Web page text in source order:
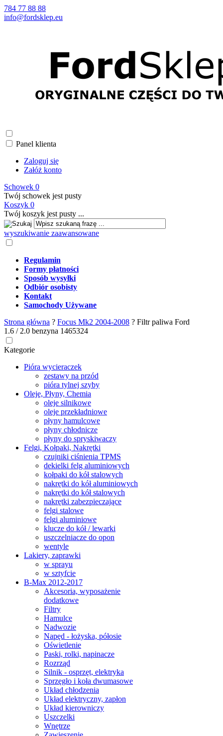
784 77 88 88
info@fordsklep.eu
Panel klienta
Zaloguj się
Załóż konto
Schowek 0
Twój schowek jest pusty
Koszyk 0
Twój koszyk jest pusty ...
wyszukiwanie zaawansowane
Regulamin
Formy płatności
Sposób wysyłki
Odbiór osobisty
Kontakt
Samochody Używane
Strona główna ? Focus Mk2 2004-2008 ? Filtr paliwa Ford
1.6 / 2.0 benzyna 1465324
Kategorie
Pióra wycieraczek
zestawy na przód
pióra tylnej szyby
Oleje, Płyny, Chemia
oleje silnikowe
oleje przekładniowe
płyny hamulcowe
płyny chłodnicze
płyny do spryskiwaczy
Felgi, Kołpaki, Nakrętki
czujniki ciśnienia TPMS
dekielki felg aluminiowych
kołpaki do kół stalowych
nakrętki do kół aluminiowych
nakrętki do kół stalowych
nakrętki zabezpieczające
felgi stalowe
felgi aluminiowe
klucze do kół / lewarki
uszczelniacze do opon
wentyle
Lakiery, zaprawki
w sprayu
w sztyfcie
B-Max 2012-2017
Akcesoria, wyposażenie
dodatkowe
Filtry
Hamulce
Nadwozie
Napęd - łożyska, półosie
Oświetlenie
Paski, rolki, napinacze
Rozrząd
Silnik - osprzęt, elektryka
Sprzęgło i koła dwumasowe
Układ chłodzenia
Układ elektryczny, zapłon
Układ kierowniczy
Uszczelki
Wnętrze